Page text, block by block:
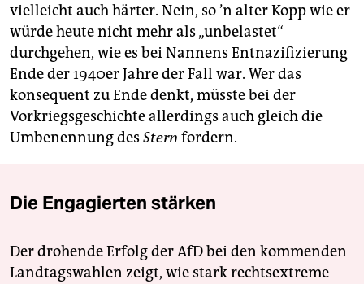
vielleicht auch härter. Nein, so ’n alter Kopp wie er
würde heute nicht mehr als „unbelastet“
durchgehen, wie es bei Nannens Entnazifizierung
Ende der 1940er Jahre der Fall war. Wer das
konsequent zu Ende denkt, müsste bei der
Vorkriegsgeschichte allerdings auch gleich die
Umbenennung des Stern fordern.
Die Engagierten stärken
Der drohende Erfolg der AfD bei den kommenden
Landtagswahlen zeigt, wie stark rechtsextreme